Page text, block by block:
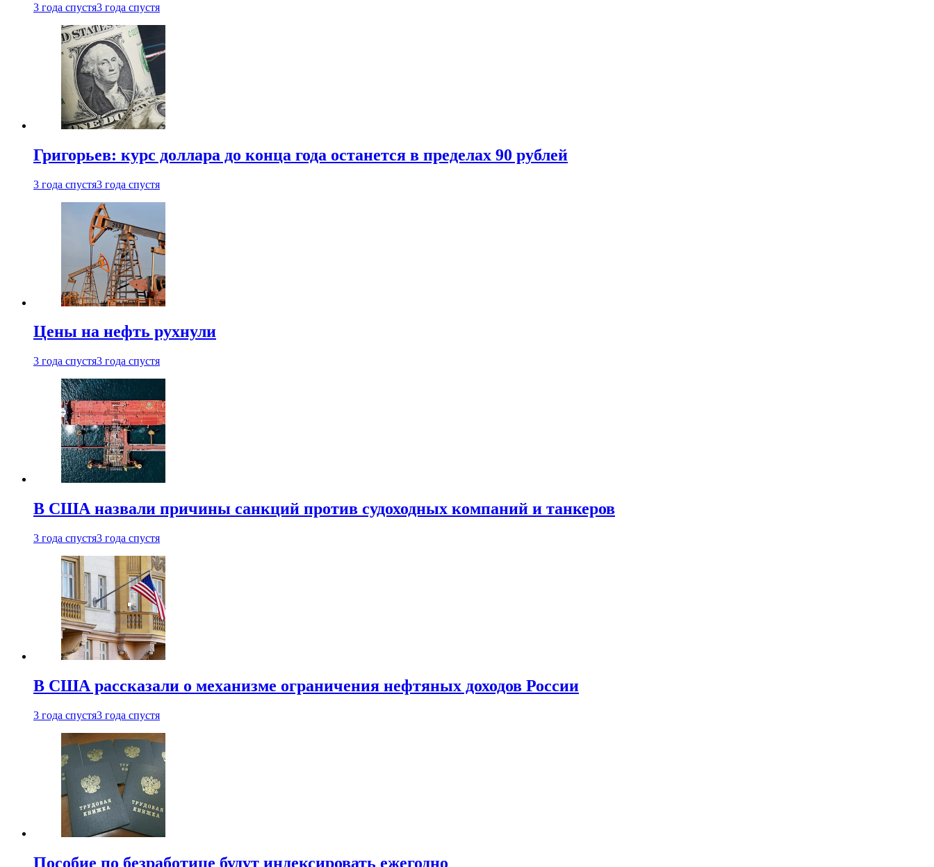
3 года спустя3 года спустя
Григорьев: курс доллара до конца года останется в пределах 90 рублей
3 года спустя3 года спустя
Цены на нефть рухнули
3 года спустя3 года спустя
В США назвали причины санкций против судоходных компаний и танкеров
3 года спустя3 года спустя
В США рассказали о механизме ограничения нефтяных доходов России
3 года спустя3 года спустя
Пособие по безработице будут индексировать ежегодно